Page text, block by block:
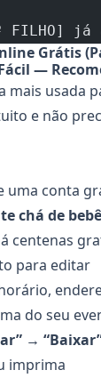
FILHO] já
Grátis
—
mais usada
e não
uma conta
chá de
centenas
para editar
do seu
→
imprima